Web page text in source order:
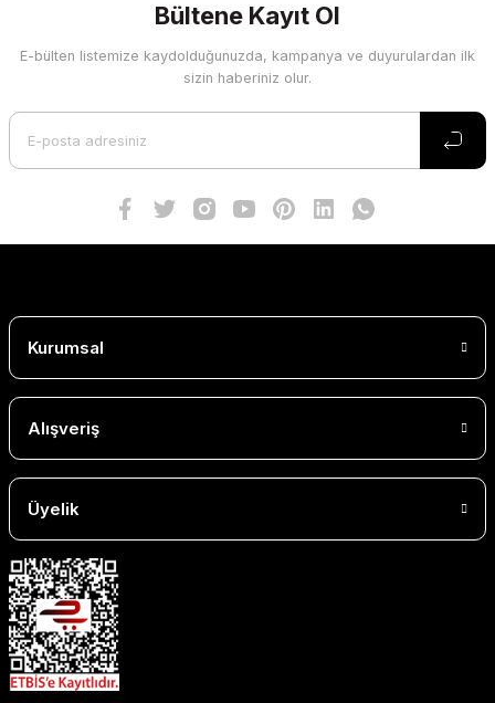
Bültene Kayıt Ol
E-bülten listemize kaydolduğunuzda, kampanya ve duyurulardan ilk
sizin haberiniz olur.
Kurumsal
Alışveriş
Üyelik